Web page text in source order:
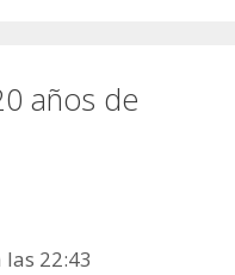
años de
22:43